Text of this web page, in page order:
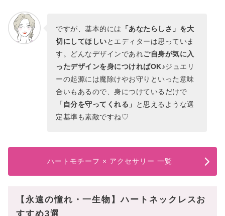
ですが、基本的には
「あなたらしさ」を大
切にしてほしいとエディターは思っていま
す。どんなデザインであれご自身が気に入
ったデザインを身につければOK♪ジュエリ
ーの起源には魔除けやお守りといった意味
合いもあるので、身につけているだけで
「自分を守ってくれる」
と思えるような選
定基準も素敵ですね♡
ハートモチーフ × アクセサリー 一覧
【永遠の憧れ・一生物】ハートネックレスお
すすめ3選